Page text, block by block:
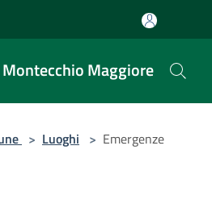
Maggiore
> Luoghi > Emergenze